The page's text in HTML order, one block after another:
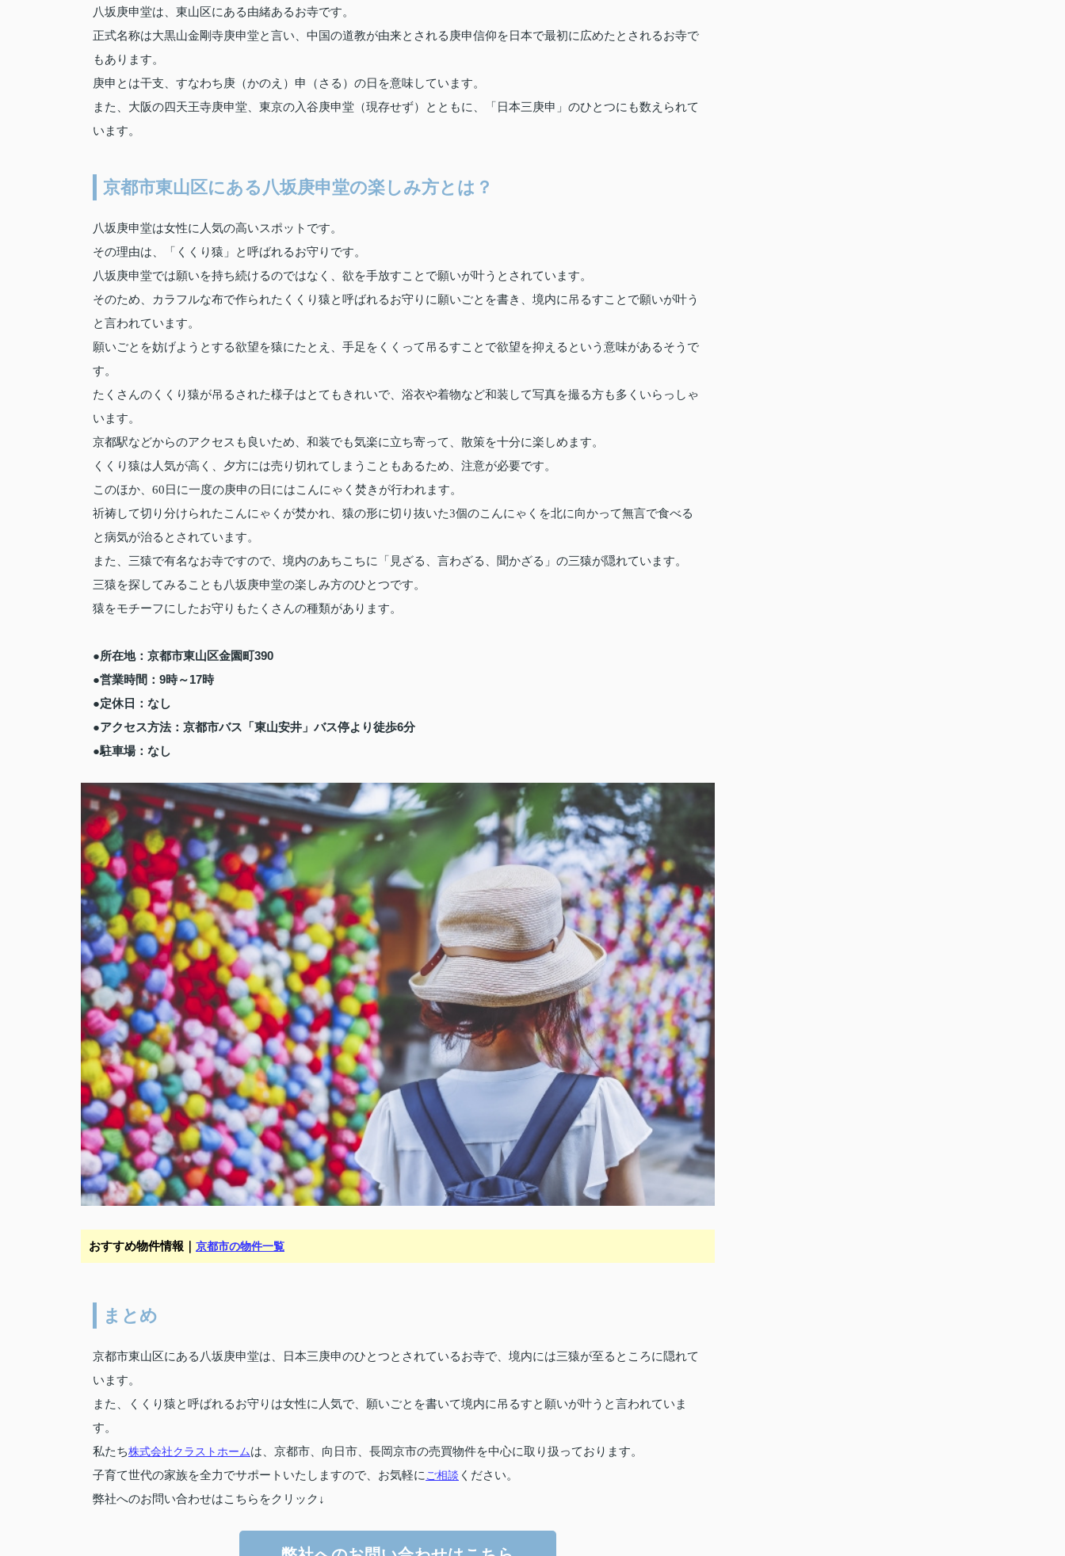
八坂庚申堂は、東山区にある由緒あるお寺です。
正式名称は大黒山金剛寺庚申堂と言い、中国の道教が由来とされる庚申信仰を日本で最初に広めたとされるお寺で
もあります。
庚申とは干支、すなわち庚（かのえ）申（さる）の日を意味しています。
また、大阪の四天王寺庚申堂、東京の入谷庚申堂（現存せず）とともに、「日本三庚申」のひとつにも数えられて
います。
京都市東山区にある八坂庚申堂の楽しみ方とは？
八坂庚申堂は女性に人気の高いスポットです。
その理由は、「くくり猿」と呼ばれるお守りです。
八坂庚申堂では願いを持ち続けるのではなく、欲を手放すことで願いが叶うとされています。
そのため、カラフルな布で作られたくくり猿と呼ばれるお守りに願いごとを書き、境内に吊るすことで願いが叶う
と言われています。
願いごとを妨げようとする欲望を猿にたとえ、手足をくくって吊るすことで欲望を抑えるという意味があるそうで
す。
たくさんのくくり猿が吊るされた様子はとてもきれいで、浴衣や着物など和装して写真を撮る方も多くいらっしゃ
います。
京都駅などからのアクセスも良いため、和装でも気楽に立ち寄って、散策を十分に楽しめます。
くくり猿は人気が高く、夕方には売り切れてしまうこともあるため、注意が必要です。
このほか、60日に一度の庚申の日にはこんにゃく焚きが行われます。
祈祷して切り分けられたこんにゃくが焚かれ、猿の形に切り抜いた3個のこんにゃくを北に向かって無言で食べる
と病気が治るとされています。
また、三猿で有名なお寺ですので、境内のあちこちに「見ざる、言わざる、聞かざる」の三猿が隠れています。
三猿を探してみることも八坂庚申堂の楽しみ方のひとつです。
猿をモチーフにしたお守りもたくさんの種類があります。
●所在地：京都市東山区金園町390
●営業時間：9時～17時
●定休日：なし
●アクセス方法：京都市バス「東山安井」バス停より徒歩6分
●駐車場：なし
おすすめ物件情報｜ 京都市の物件一覧
まとめ
京都市東山区にある八坂庚申堂は、日本三庚申のひとつとされているお寺で、境内には三猿が至るところに隠れて
います。
また、くくり猿と呼ばれるお守りは女性に人気で、願いごとを書いて境内に吊るすと願いが叶うと言われていま
す。
私たち株式会社クラストホームは、京都市、向日市、長岡京市の売買物件を中心に取り扱っております。
子育て世代の家族を全力でサポートいたしますので、お気軽に ご相談 ください。
弊社へのお問い合わせはこちらをクリック↓